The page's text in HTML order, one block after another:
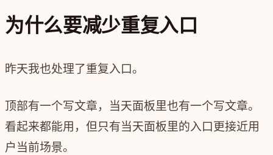
为什么要减少重复入口
昨天我也处理了重复入口。
顶部有一个写文章，当天面板里也有一个写文章。
看起来都能用，但只有当天面板里的入口更接近用
户当前场景。